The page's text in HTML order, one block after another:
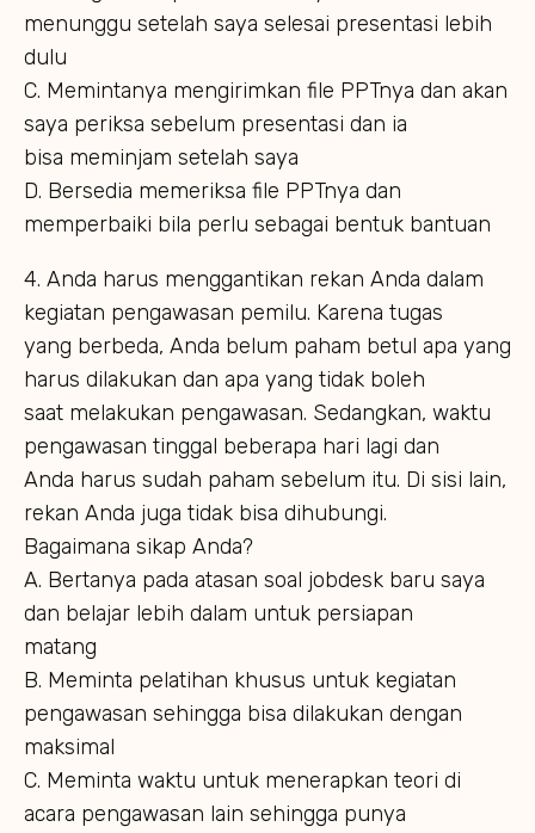
menunggu setelah saya selesai presentasi lebih
dulu
C. Memintanya mengirimkan file PPTnya dan akan
saya periksa sebelum presentasi dan ia
bisa meminjam setelah saya
D. Bersedia memeriksa file PPTnya dan
memperbaiki bila perlu sebagai bentuk bantuan
4. Anda harus menggantikan rekan Anda dalam
kegiatan pengawasan pemilu. Karena tugas
yang berbeda, Anda belum paham betul apa yang
harus dilakukan dan apa yang tidak boleh
saat melakukan pengawasan. Sedangkan, waktu
pengawasan tinggal beberapa hari lagi dan
Anda harus sudah paham sebelum itu. Di sisi lain,
rekan Anda juga tidak bisa dihubungi.
Bagaimana sikap Anda?
A. Bertanya pada atasan soal jobdesk baru saya
dan belajar lebih dalam untuk persiapan
matang
B. Meminta pelatihan khusus untuk kegiatan
pengawasan sehingga bisa dilakukan dengan
maksimal
C. Meminta waktu untuk menerapkan teori di
acara pengawasan lain sehingga punya